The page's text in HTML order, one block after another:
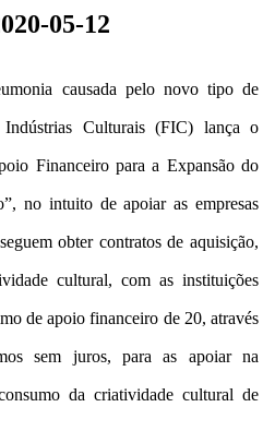
05-12
causada pelo novo tipo de
Culturais (FIC) lança o
Financeiro para a Expansão do
no intuito de apoiar as empresas
obter contratos de aquisição,
cultural, com as instituições
de apoio financeiro de 20, através
sem juros, para as apoiar na
da criatividade cultural de